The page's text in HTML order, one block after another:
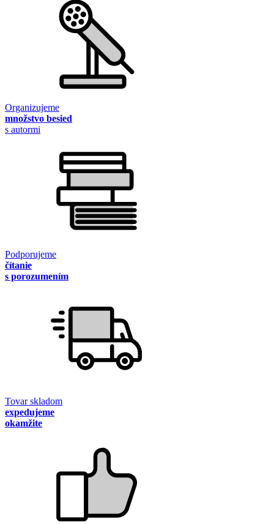
Organizujeme
množstvo besied
s autormi
Podporujeme
čítanie
s porozumením
Tovar skladom
expedujeme
okamžite